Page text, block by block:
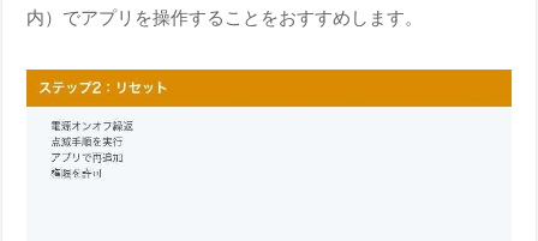
内）でアプリを操作することをおすすめします。